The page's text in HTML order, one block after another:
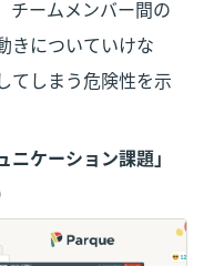
チームメンバー間の
きについていけな
てしまう危険性を示
ニケーション課題」